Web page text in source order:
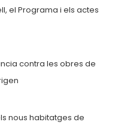
el Programa i els actes
contra les obres de
nous habitatges de